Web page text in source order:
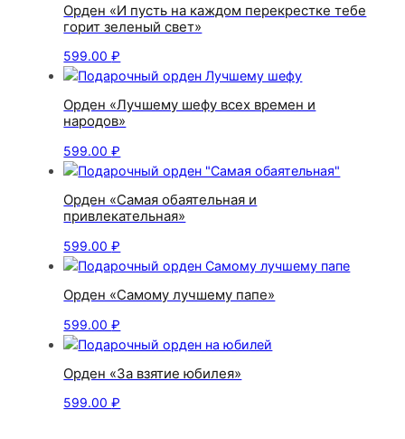
Орден «И пусть на каждом перекрестке тебе
горит зеленый свет»
599.00₽
Орден «Лучшему шефу всех времен и
народов»
599.00₽
Орден «Самая обаятельная и
привлекательная»
599.00₽
Орден «Самому лучшему папе»
599.00₽
Орден «За взятие юбилея»
599.00₽